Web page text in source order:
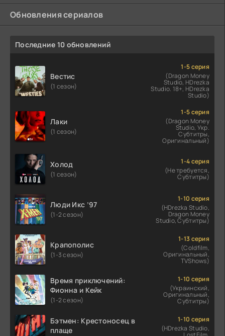
Обновления сериалов
Последние 10 обновлений
Вестис
(1 сезон)
1-5 серия
(Dragon Money
Studio, HDrezka
Studio. 18+, HDrezka
Studio)
Лаки
(1 сезон)
1-5 серия
(Dragon Money
Studio, Укр.
Субтитры,
Оригинальный)
Холод
(1 сезон)
1-4 серия
(Не требуется,
Субтитры)
Люди Икс ’97
(1-2 сезон)
1-10 серия
(HDrezka Studio,
Dragon Money
Studio, Субтитры)
Крапополис
(1-3 сезон)
1-13 серия
(Coldfilm,
Оригинальный,
TVShows)
Время приключений:
Фионна и Кейк
(1-2 сезон)
1-10 серия
(Украинский,
Оригинальный,
Субтитры)
Бэтмен: Крестоносец в
плаще
1-10 серия
(HDrezka Studio,